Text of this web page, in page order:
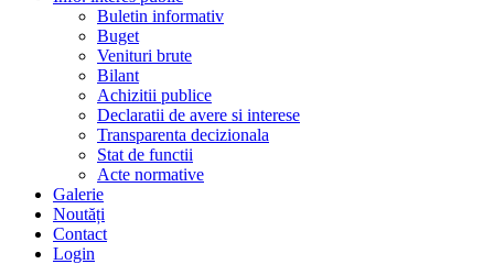
Buletin informativ
Buget
Venituri brute
Bilant
Achizitii publice
Declaratii de avere si interese
Transparenta decizionala
Stat de functii
Acte normative
Galerie
Noutăți
Contact
Login